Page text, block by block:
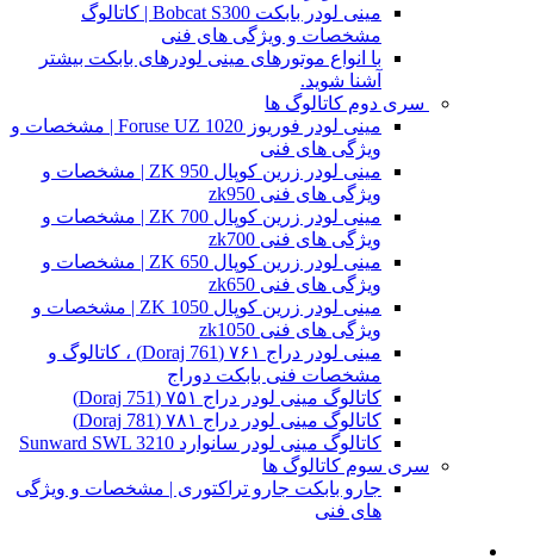
مینی لودر بابکت Bobcat S300 | کاتالوگ
مشخصات و ویژگی های فنی
با انواع موتورهای مینی لودرهای بابکت بیشتر
آشنا شوید.
سری دوم کاتالوگ ها
مینی لودر فوریوز Foruse UZ 1020 | مشخصات و
ویژگی های فنی
مینی لودر زرین کوپال ZK 950 | مشخصات و
ویژگی های فنی zk950
مینی لودر زرین کوپال ZK 700 | مشخصات و
ویژگی های فنی zk700
مینی لودر زرین کوپال ZK 650 | مشخصات و
ویژگی های فنی zk650
مینی لودر زرین کوپال ZK 1050 | مشخصات و
ویژگی های فنی zk1050
مینی لودر دراج ۷۶۱ (Doraj 761) ، کاتالوگ و
مشخصات فنی بابکت دوراج
کاتالوگ مینی لودر دراج ۷۵۱ (Doraj 751)
کاتالوگ مینی لودر دراج ۷۸۱ (Doraj 781)
کاتالوگ مینی لودر سانوارد Sunward SWL 3210
سری سوم کاتالوگ ها
جارو بابکت جارو تراکتوری | مشخصات و ویژگی
های فنی